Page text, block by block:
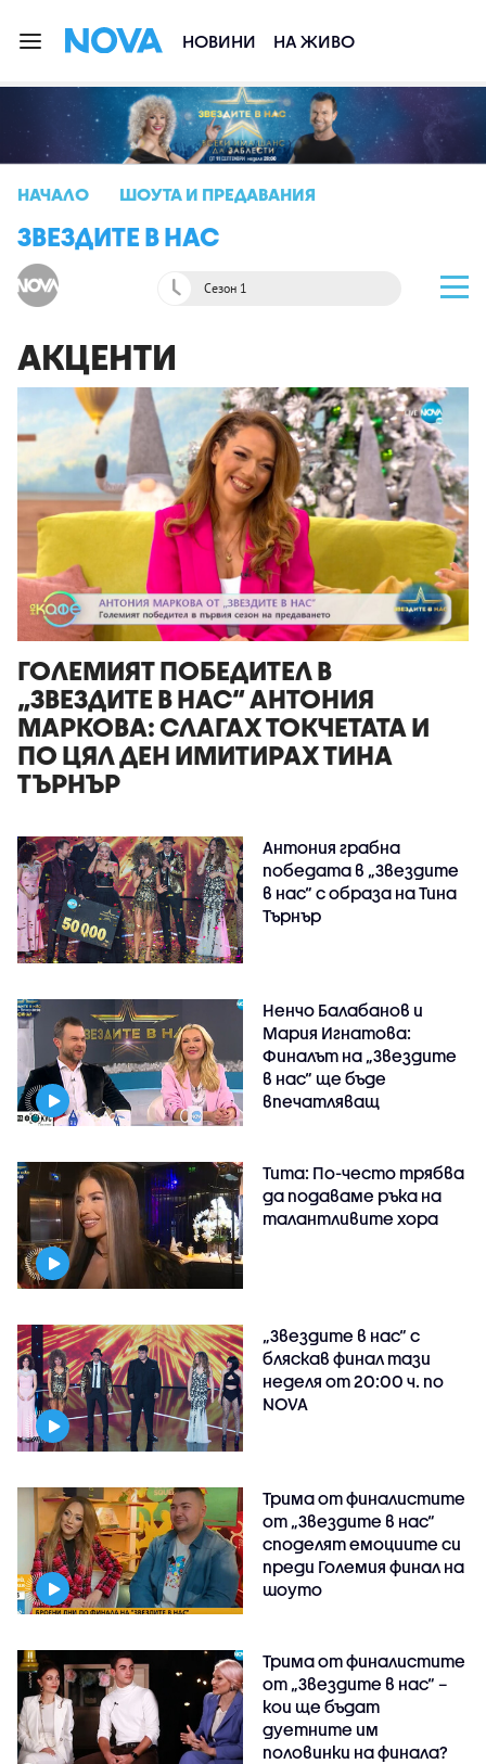
НОВИНИ НА ЖИВО
НАЧАЛО ШОУТА И ПРЕДАВАНИЯ
ЗВЕЗДИТЕ В НАС
Сезон 1
АКЦЕНТИ
ГОЛЕМИЯТ ПОБЕДИТЕЛ В
„ЗВЕЗДИТЕ В НАС“ АНТОНИЯ
МАРКОВА: СЛАГАХ ТОКЧЕТАТА И
ПО ЦЯЛ ДЕН ИМИТИРАХ ТИНА
ТЪРНЪР
Антония грабна
победата в „Звездите
в нас“ с образа на Тина
Търнър
Ненчо Балабанов и
Мария Игнатова:
Финалът на „Звездите
в нас“ ще бъде
впечатляващ
Тита: По-често трябва
да подаваме ръка на
талантливите хора
„Звездите в нас“ с
бляскав финал тази
неделя от 20:00 ч. по
NOVA
Трима от финалистите
от „Звездите в нас“
споделят емоциите си
преди Големия финал на
шоуто
Трима от финалистите
от „Звездите в нас“ –
кои ще бъдат
дуетните им
половинки на финала?